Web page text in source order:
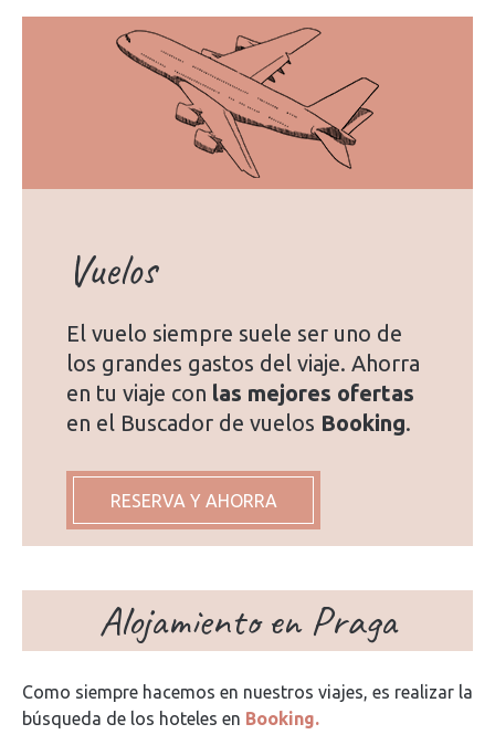
Vuelos
El vuelo siempre suele ser uno de
los grandes gastos del viaje. Ahorra
en tu viaje con las mejores ofertas
en el Buscador de vuelos Booking.
RESERVA Y AHORRA
Alojamiento en Praga
Como siempre hacemos en nuestros viajes, es realizar la
búsqueda de los hoteles en Booking.